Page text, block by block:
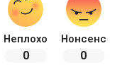
Неплохо
0
Нонсенс
0